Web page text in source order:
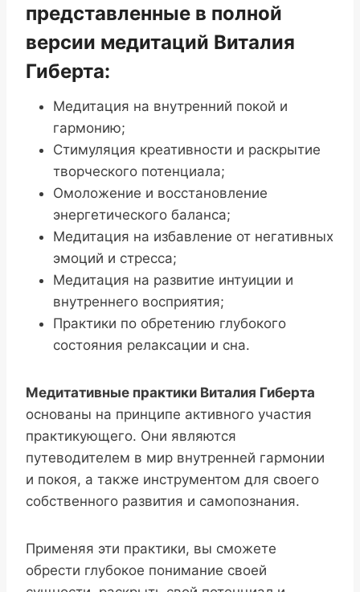
представленные в полной
версии медитаций Виталия
Гиберта:
Медитация на внутренний покой и
гармонию;
Стимуляция креативности и раскрытие
творческого потенциала;
Омоложение и восстановление
энергетического баланса;
Медитация на избавление от негативных
эмоций и стресса;
Медитация на развитие интуиции и
внутреннего восприятия;
Практики по обретению глубокого
состояния релаксации и сна.
Медитативные практики Виталия Гиберта
основаны на принципе активного участия
практикующего. Они являются
путеводителем в мир внутренней гармонии
и покоя, а также инструментом для своего
собственного развития и самопознания.
Применяя эти практики, вы сможете
обрести глубокое понимание своей